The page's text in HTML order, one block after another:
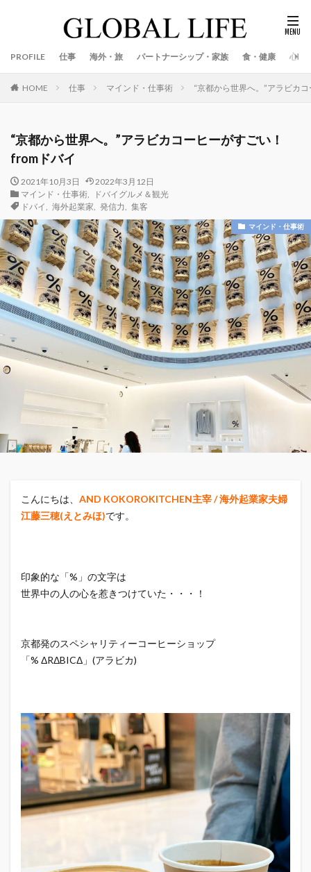
PROFILE 仕事 海外・旅 パートナーシップ・家族 食・健康 心
HOME 仕事 マインド・仕事術 “京都から世界へ。”アラビカ
“京都から世界へ。”アラビカコーヒーがすごい！
fromドバイ
2021年10月3日
2022年3月12日
マインド・仕事術,
ドバイグルメ＆観光
ドバイ
海外起業家 発信力 集客
マインド・仕事術
こんにちは、 AND KOKOROKITCHEN主宰 / 海外起業家夫婦
江藤三穂(えとみほ)です。
印象的な「%」の文字は
世界中の人の心を惹きつけていた・・・！
京都発のスペシャリティーコーヒーショップ
「% ΔRΔBICΔ」(アラビカ)